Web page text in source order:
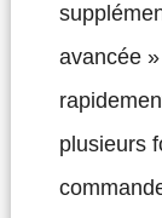
avancée
plusieurs